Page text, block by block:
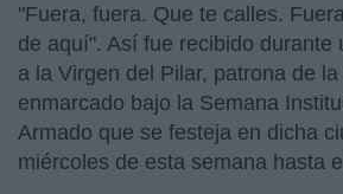
"Fuera, fuera. Que te calles.
de aquí". Así fue recibido durante
a la Virgen del Pilar, patrona de
enmarcado bajo la Semana
Armado que se festeja en dicha
miércoles de esta semana hasta